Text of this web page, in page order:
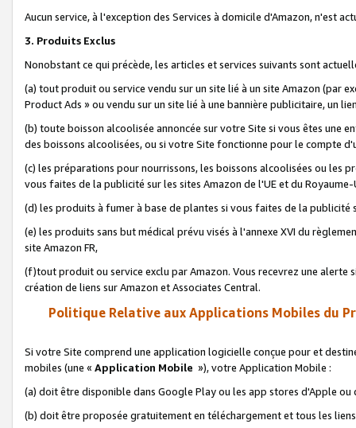
Aucun service, à l'exception des Services à domicile d'Amazon, n'est
3. Produits Exclus
Nonobstant ce qui précède, les articles et services suivants sont
(a) tout produit ou service vendu sur un site lié à un site Amazon (par
Product Ads » ou vendu sur un site lié à une bannière publicitaire, un
(b) toute boisson alcoolisée annoncée sur votre Site si vous êtes une
des boissons alcoolisées, ou si votre Site fonctionne pour le compte
(c) les préparations pour nourrissons, les boissons alcoolisées ou les
vous faites de la publicité sur les sites Amazon de l'UE et du Royaume-
(d) les produits à fumer à base de plantes si vous faites de la publicité
(e) les produits sans but médical prévu visés à l'annexe XVI du
site Amazon FR,
(f)tout produit ou service exclu par Amazon. Vous recevrez une alerte
création de liens sur Amazon et Associates Central.
Politique Relative aux Applications Mobiles du
Si votre Site comprend une application logicielle conçue pour et
mobiles (une « Application Mobile »), votre Application Mobile :
(a) doit être disponible dans Google Play ou les app stores d'Apple ou
(b) doit être proposée gratuitement en téléchargement et tous les